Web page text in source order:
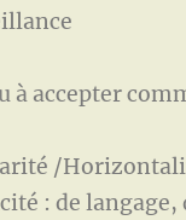
à accepter
/
: de langage,